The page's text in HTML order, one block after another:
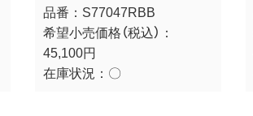
品番： S77047RBB
希望小売価格（税込）：
45,100円
在庫状況： 〇